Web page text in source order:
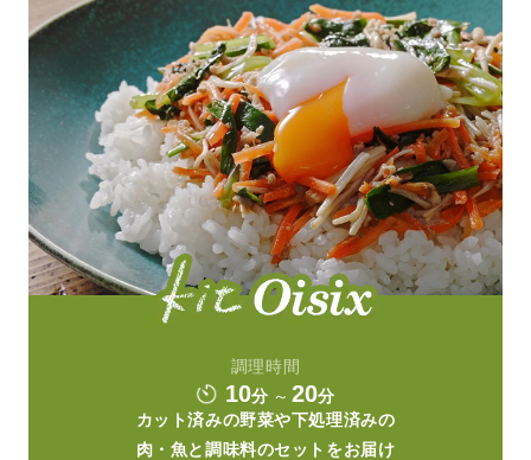
調理時間
10分 ～ 20分
カット済みの野菜や下処理済みの
肉・魚と調味料のセットをお届け